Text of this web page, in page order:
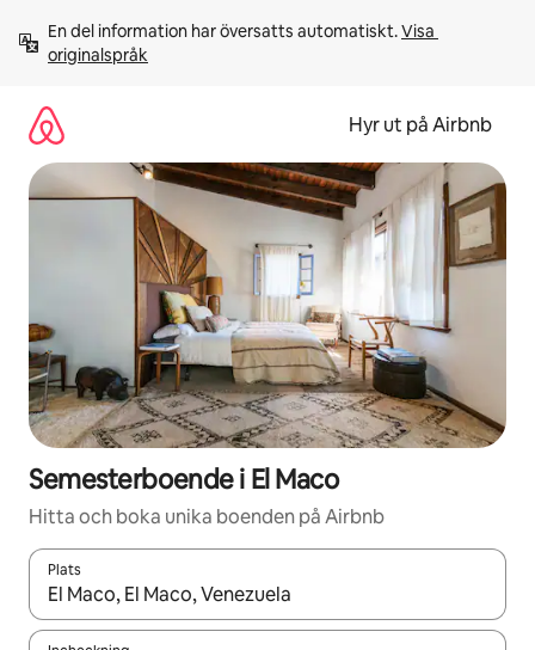
innehåll
En del information har översatts automatiskt. Visa
originalspråk
Hyr ut på Airbnb
Semesterboende i El Maco
Hitta och boka unika boenden på Airbnb
Plats
När resultaten är tillgängliga kan du navigera med upp- och